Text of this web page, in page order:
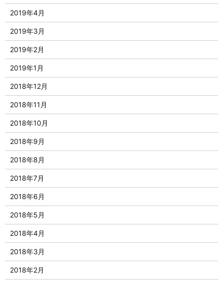
2019年4月
2019年3月
2019年2月
2019年1月
2018年12月
2018年11月
2018年10月
2018年9月
2018年8月
2018年7月
2018年6月
2018年5月
2018年4月
2018年3月
2018年2月